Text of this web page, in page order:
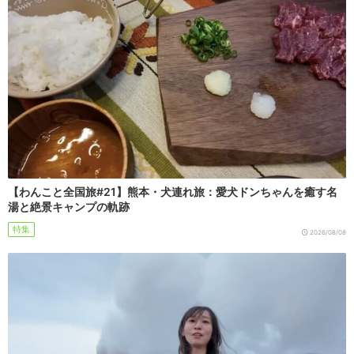
【わんこと全国旅#21】熊本・犬連れ旅：愛犬ドンちゃんを癒す名
湯と絶景キャンプの軌跡
特集 2026/08/08